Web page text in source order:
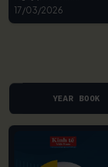
17/03/2026
YEAR BOOK